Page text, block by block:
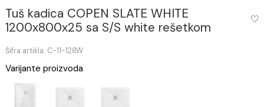
Tuš kadica COPEN SLATE WHITE
1200x800x25 sa S/S white rešetkom
Šifra artikla: C-11-128W